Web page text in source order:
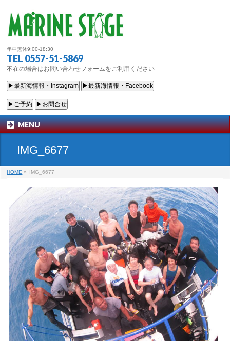
年中無休9:00-18:30
TEL 0557-51-5869
不在の場合はお問い合わせフォームをご利用ください
▶最新海情報・Instagram ▶最新海情報・Facebook
▶ご予約 ▶お問合せ
MENU
IMG_6677
HOME » IMG_6677